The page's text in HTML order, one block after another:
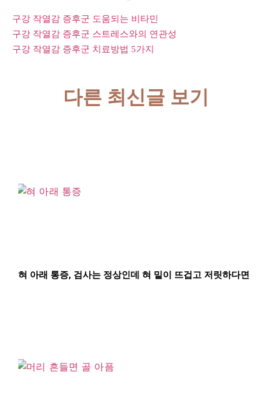
구강 작열감 증후군 도움되는 비타민
구강 작열감 증후군 스트레스와의 연관성
구강 작열감 증후군 치료방법 5가지
다른 최신글 보기
혀 아래 통증, 검사는 정상인데 혀 밑이 뜨겁고 저릿하다면